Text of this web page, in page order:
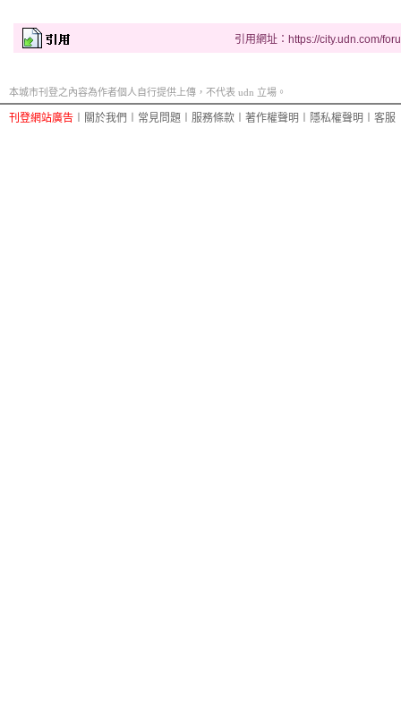
引用網址：https://city.udn.com/
本城市刊登之內容為作者個人自行提供上傳，不代表 udn 立場。
刊登網站廣告 關於我們 常見問題 服務條款 著作權聲明 隱私權聲明 客服